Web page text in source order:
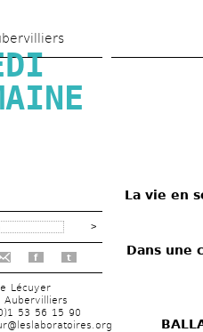
f t
Lécuyer
Aubervilliers
53 56 15 90
La vie en
Dans une